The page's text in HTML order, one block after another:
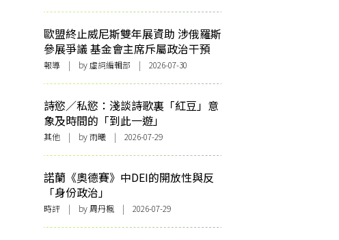
歐盟終止威尼斯雙年展資助 涉俄羅斯
參展爭議 基金會主席斥屬政治干預
報導 | by 虛詞編輯部 | 2026-07-30
詩慾／私慾：淺談詩歌裏「紅豆」意
象及時間的「到此一遊」
其他 | by 雨曦 | 2026-07-29
諾蘭《奧德賽》中DEI的開放性與反
「身份政治」
時評 | by 周丹楓 | 2026-07-29